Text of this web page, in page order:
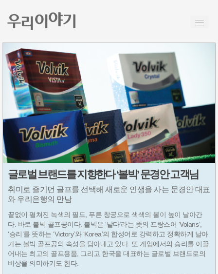
글로벌 브랜드를 지향한다 ‘볼빅’ 문경안 고객님
취미로 즐기던 골프를 선택해 새로운 인생을 사는 문경안 대표
와 우리은행의 만남
끝없이 펼쳐진 녹색의 필드, 푸른 창공으로 색색의 볼이 높이 날아간
다. 바로 볼빅 골프공이다. 볼빅은 ‘날다’라는 뜻의 프랑스어 ‘Volans’,
‘승리’를 뜻하는 ‘Victory’와 ‘Korea’의 합성어로 강력하고 정확하게 날아
가는 볼빅 골프공의 속성을 담아내고 있다. 또 게임에서의 승리를 이끌
어내는 최고의 골프용품, 그리고 한국을 대표하는 글로벌 브랜드로의
비상을 의미하기도 한다.